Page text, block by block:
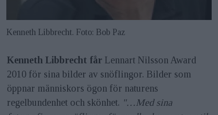
Kenneth Libbrecht. Foto: Bob Paz
Kenneth Libbrecht fårLennart Nilsson Award
2010 för sina bilder av snöflingor. Bilder som
öppnar människors ögon för naturens
regelbundenhet och skönhet. "…Med sina